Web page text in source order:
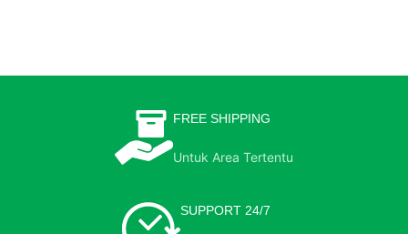
FREE SHIPPING
Untuk Area Tertentu
SUPPORT 24/7